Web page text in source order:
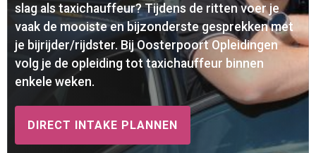
slag als taxichauffeur? Tijdens de ritten voer je
vaak de mooiste en bijzonderste gesprekken met
je bijrijder/rijdster. Bij Oosterpoort Opleidingen
volg je de opleiding tot taxichauffeur binnen
enkele weken.
DIRECT INTAKE PLANNEN